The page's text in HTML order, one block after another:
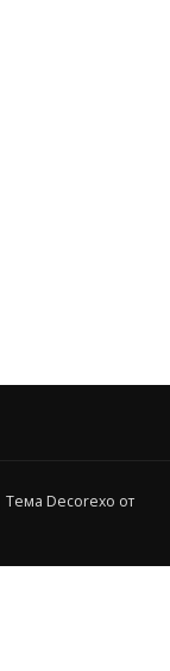
Тема Decorexo от